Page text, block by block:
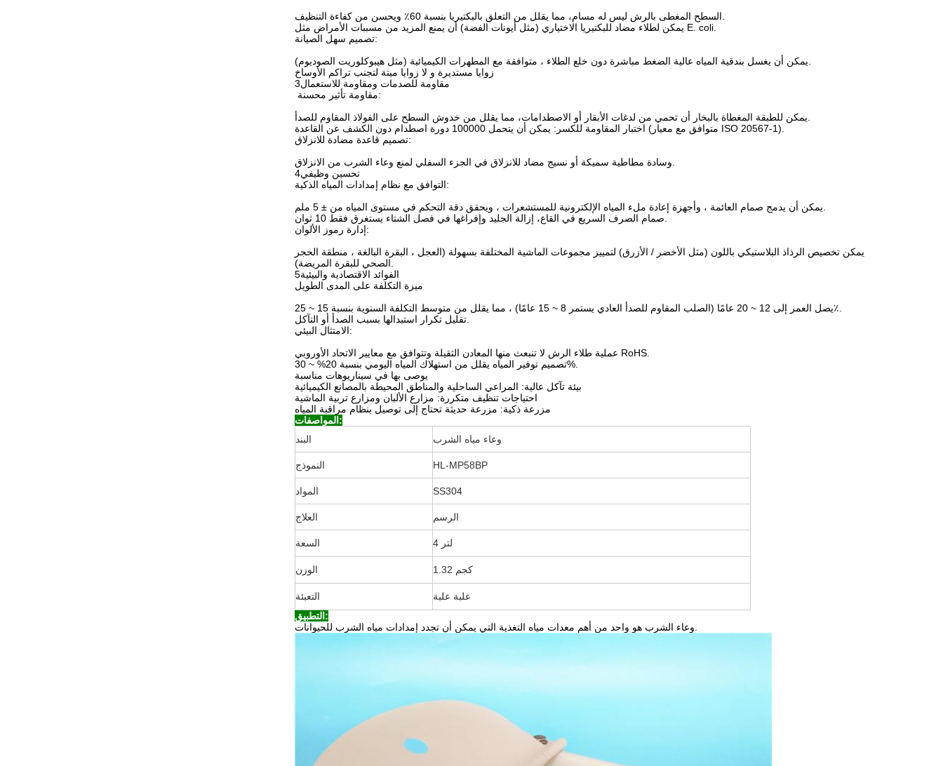
يمكن لطلاء مضاد للبكتيريا الاختياري (مثل أيونات الفضة) أن يمنع المزيد من مسببات الأمراض مثل E. coli.
تصميم سهل الصيانة:
زوايا مستديرة و لا زوايا ميتة لتجنب تراكم الأوساخ
3مقاومة للصدمات ومقاومة للاستعمال
️ مقاومة تأثير محسنة:
اختبار المقاومة للكسر: يمكن أن يتحمل 100000 دورة اصطدام دون الكشف عن القاعدة (متوافق مع معيار ISO 20567-1).
تصميم قاعدة مضادة للانزلاق:
4تحسين وظيفي
التوافق مع نظام إمدادات المياه الذكية:
إدارة رموز الألوان:
يمكن تخصيص الرذاذ البلاستيكي باللون (مثل الأخضر / الأزرق) لتمييز مجموعات الماشية المختلفة بسهولة (العجل ، البقرة البالغة ، منطقة الحجر
5الفوائد الاقتصادية والبيئية
ميزة التكلفة على المدى الطويل
يصل العمر إلى 12 ~ 20 عامًا (الصلب المقاوم للصدأ العادي يستمر 8 ~ 15 عامًا) ، مما يقلل من متوسط التكلفة السنوية بنسبة 15 ~ 25٪.
الامتثال البيئي:
عملية طلاء الرش لا تنبعث منها المعادن الثقيلة وتتوافق مع معايير الاتحاد الأوروبي RoHS.
تصميم توفير المياه يقلل من استهلاك المياه اليومي بنسبة 20% ~ 30%.
يوصى بها في سيناريوهات مناسبة
بيئة تآكل عالية: المراعي الساحلية والمناطق المحيطة بالمصانع الكيميائية
احتياجات تنظيف متكررة: مزارع الألبان ومزارع تربية الماشية
مزرعة ذكية: مزرعة حديثة تحتاج إلى توصيل بنظام مراقبة المياه
المواصفات:
البند
وعاء مياه الشرب
النموذج HL-MP58BP
المواد SS304
العلاج الرسم
السعة 4 لتر
الوزن 1.32 كجم
التعبئة
علبة علبة
التطبيق: